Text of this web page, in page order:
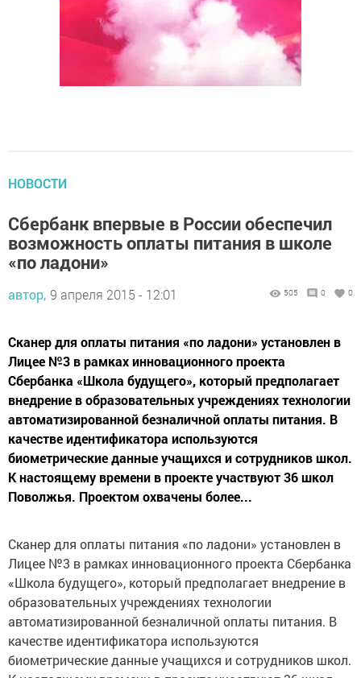
НОВОСТИ
Сбербанк впервые в России обеспечил
возможность оплаты питания в школе
«по ладони»
автор, 9 апреля 2015 - 12:01 505 0 0
Сканер для оплаты питания «по ладони» установлен в
Лицее №3 в рамках инновационного проекта
Сбербанка «Школа будущего», который предполагает
внедрение в образовательных учреждениях технологии
автоматизированной безналичной оплаты питания. В
качестве идентификатора используются
биометрические данные учащихся и сотрудников школ.
К настоящему времени в проекте участвуют 36 школ
Поволжья. Проектом охвачены более...
Сканер для оплаты питания «по ладони» установлен в
Лицее №3 в рамках инновационного проекта Сбербанка
«Школа будущего», который предполагает внедрение в
образовательных учреждениях технологии
автоматизированной безналичной оплаты питания. В
качестве идентификатора используются
биометрические данные учащихся и сотрудников школ.